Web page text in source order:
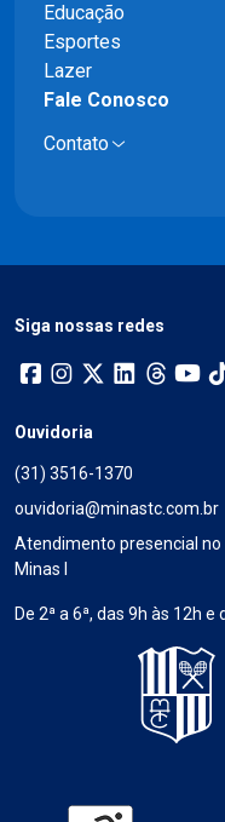
Educação
Esportes
Lazer
Fale Conosco
Contato
Siga nossas redes
Ouvidoria
(31) 3516-1370
ouvidoria@minastc.com.br
Atendimento presencial
Minas I
De 2ª a 6ª, das 9h às 12h e